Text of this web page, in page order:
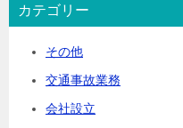
カテゴリー
その他
交通事故業務
会社設立